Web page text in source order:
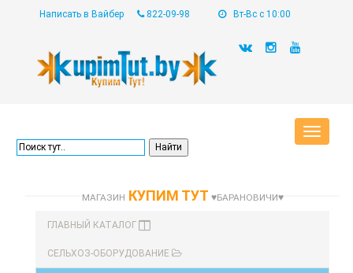
Написать в Вайбер 822-09-98 Вт-Вс с 10:00
Toggle
МАГАЗИН КУПИМ ТУТ ♥БАРАНОВИЧИ♥
ГЛАВНЫЙ КАТАЛОГ
СЕЛЬХОЗ-ОБОРУДОВАНИЕ